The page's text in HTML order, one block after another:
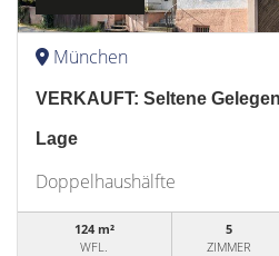
München
VERKAUFT: Seltene
Lage
Doppelhaushälfte
124 m²
WFL.
5
ZIMMER